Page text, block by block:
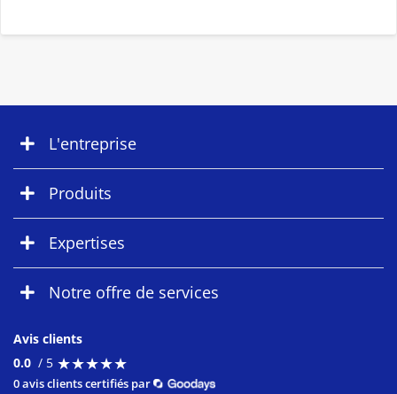
L'entreprise
Produits
Expertises
Notre offre de services
Avis clients
0.0 / 5 ★★★★★
★★★★★
0 avis clients certifiés par